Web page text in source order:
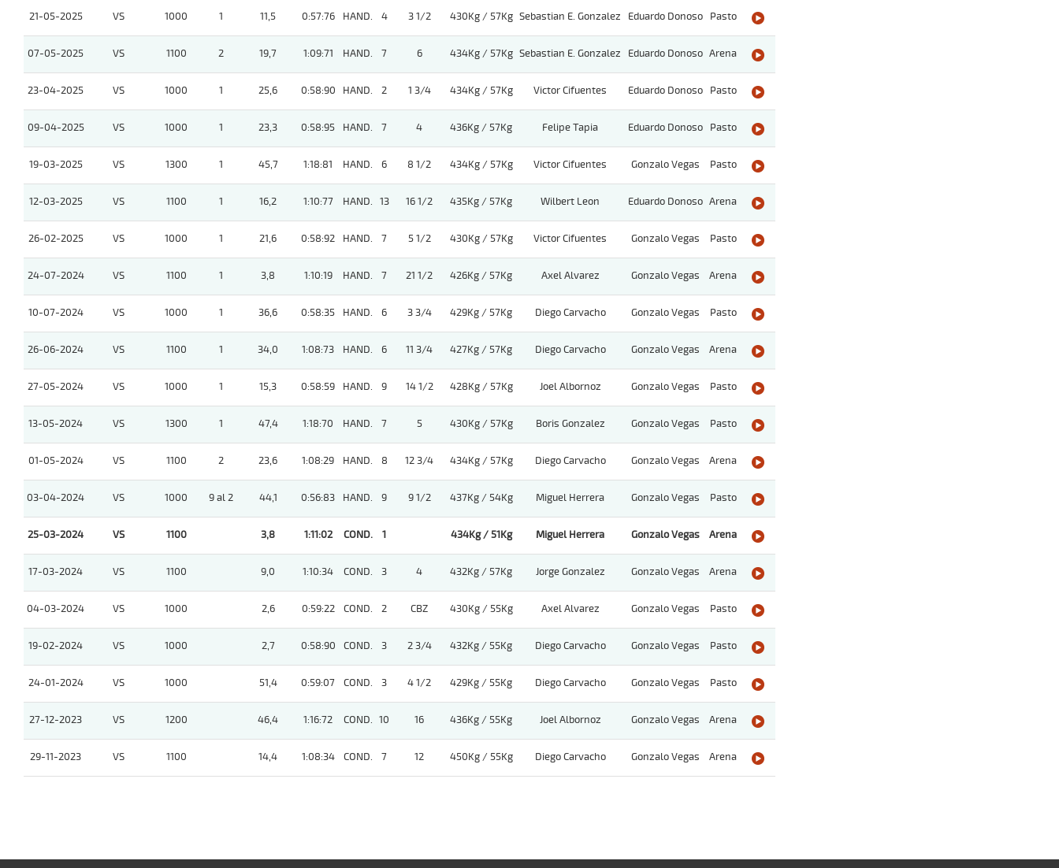
21-05-2025 VS 1000 1 11,5 0:57:76 HAND. 4 3 1/2 430Kg / 57Kg Sebastian E. Gonzalez Eduardo Donoso Pasto
07-05-2025 VS 1100 2 19,7 1:09:71 HAND. 7 6 434Kg / 57Kg Sebastian E. Gonzalez Eduardo Donoso Arena
23-04-2025 VS 1000 1 25,6 0:58:90 HAND. 2 1 3/4 434Kg / 57Kg Victor Cifuentes Eduardo Donoso Pasto
09-04-2025 VS 1000 1 23,3 0:58:95 HAND. 7 4 436Kg / 57Kg Felipe Tapia Eduardo Donoso Pasto
19-03-2025 VS 1300 1 45,7 1:18:81 HAND. 6 8 1/2 434Kg / 57Kg Victor Cifuentes Gonzalo Vegas Pasto
12-03-2025 VS 1100 1 16,2 1:10:77 HAND. 13 16 1/2 435Kg / 57Kg Wilbert Leon Eduardo Donoso Arena
26-02-2025 VS 1000 1 21,6 0:58:92 HAND. 7 5 1/2 430Kg / 57Kg Victor Cifuentes Gonzalo Vegas Pasto
24-07-2024 VS 1100 1 3,8 1:10:19 HAND. 7 21 1/2 426Kg / 57Kg Axel Alvarez Gonzalo Vegas Arena
10-07-2024 VS 1000 1 36,6 0:58:35 HAND. 6 3 3/4 429Kg / 57Kg Diego Carvacho Gonzalo Vegas Pasto
26-06-2024 VS 1100 1 34,0 1:08:73 HAND. 6 11 3/4 427Kg / 57Kg Diego Carvacho Gonzalo Vegas Arena
27-05-2024 VS 1000 1 15,3 0:58:59 HAND. 9 14 1/2 428Kg / 57Kg Joel Albornoz Gonzalo Vegas Pasto
13-05-2024 VS 1300 1 47,4 1:18:70 HAND. 7 5 430Kg / 57Kg Boris Gonzalez Gonzalo Vegas Pasto
01-05-2024 VS 1100 2 23,6 1:08:29 HAND. 8 12 3/4 434Kg / 57Kg Diego Carvacho Gonzalo Vegas Arena
03-04-2024 VS 1000 9 al 2 44,1 0:56:83 HAND. 9 9 1/2 437Kg / 54Kg Miguel Herrera Gonzalo Vegas Pasto
25-03-2024 VS 1100 3,8 1:11:02 COND. 1 434Kg / 51Kg Miguel Herrera Gonzalo Vegas Arena
17-03-2024 VS 1100 9,0 1:10:34 COND. 3 4 432Kg / 57Kg Jorge Gonzalez Gonzalo Vegas Arena
04-03-2024 VS 1000 2,6 0:59:22 COND. 2 CBZ 430Kg / 55Kg Axel Alvarez Gonzalo Vegas Pasto
19-02-2024 VS 1000 2,7 0:58:90 COND. 3 2 3/4 432Kg / 55Kg Diego Carvacho Gonzalo Vegas Pasto
24-01-2024 VS 1000 51,4 0:59:07 COND. 3 4 1/2 429Kg / 55Kg Diego Carvacho Gonzalo Vegas Pasto
27-12-2023 VS 1200 46,4 1:16:72 COND. 10 16 436Kg / 55Kg Joel Albornoz Gonzalo Vegas Arena
29-11-2023 VS 1100 14,4 1:08:34 COND. 7 12 450Kg / 55Kg Diego Carvacho Gonzalo Vegas Arena